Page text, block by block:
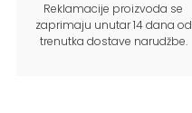
Reklamacije proizvoda se
zaprimaju unutar 14 dana od
trenutka dostave narudžbe.